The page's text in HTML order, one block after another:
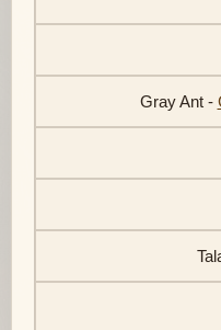
Gray Ant -